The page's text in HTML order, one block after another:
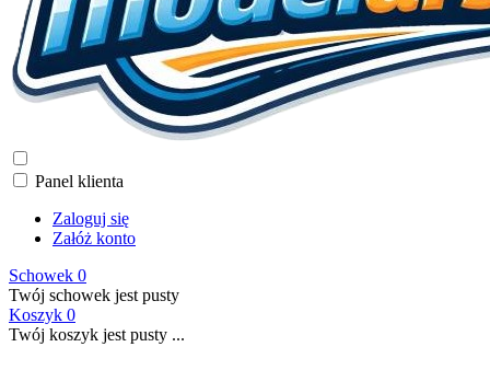
Panel klienta
Zaloguj się
Załóż konto
Schowek 0
Twój schowek jest pusty
Koszyk 0
Twój koszyk jest pusty ...